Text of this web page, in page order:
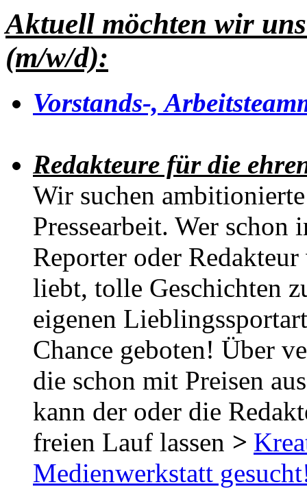
Aktuell möchten wir
(m/w/d):
Vorstands-,
Redakteure für die
Wir suchen
Pressearbeit. Wer
Reporter oder
liebt, tolle Geschichten
eigenen
Chance geboten! Über
die schon mit Preisen
kann der oder die
freien Lauf lassen >
Medienwerkstatt